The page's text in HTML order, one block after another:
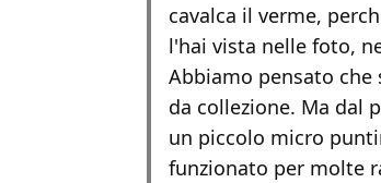
cavalca il verme,
l'hai vista nelle foto,
Abbiamo pensato
da collezione. Ma dal
un piccolo micro
funzionato per molte